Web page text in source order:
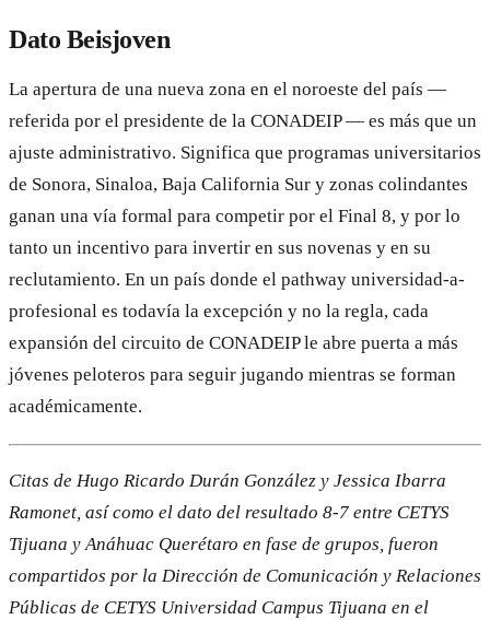
Dato Beisjoven
La apertura de una nueva zona en el noroeste del país —
referida por el presidente de la CONADEIP — es más que un
ajuste administrativo. Significa que programas universitarios
de Sonora, Sinaloa, Baja California Sur y zonas colindantes
ganan una vía formal para competir por el Final 8, y por lo
tanto un incentivo para invertir en sus novenas y en su
reclutamiento. En un país donde el pathway universidad-a-
profesional es todavía la excepción y no la regla, cada
expansión del circuito de CONADEIP le abre puerta a más
jóvenes peloteros para seguir jugando mientras se forman
académicamente.
Citas de Hugo Ricardo Durán González y Jessica Ibarra
Ramonet, así como el dato del resultado 8-7 entre CETYS
Tijuana y Anáhuac Querétaro en fase de grupos, fueron
compartidos por la Dirección de Comunicación y Relaciones
Públicas de CETYS Universidad Campus Tijuana en el